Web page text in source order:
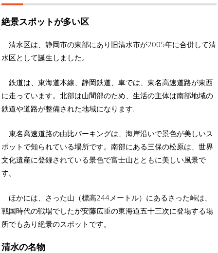
絶景スポットが多い区
清水区は、静岡市の東部にあり旧清水市が2005年に合併して清
水区として誕生しました。
鉄道は、東海道本線、静岡鉄道、車では、東名高速道路が東西
に走っています。北部は山間部のため、生活の主体は南部地域の
鉄道や道路が整備された地域になります.
東名高速道路の由比パーキングは、海岸沿いで景色が美しいス
ポットで知られている場所です。南部にある三保の松原は、世界
文化遺産に登録されている景色で富士山とともに美しい風景で
す。
ほかには、さった山（標高244メートル）にあるさった峠は、
戦国時代の戦場でしたが安藤広重の東海道五十三次に登場する場
所でもあり絶景のスポットです。
清水の名物